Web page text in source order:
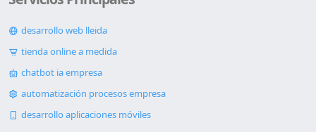
desarrollo web lleida
tienda online a medida
chatbot ia empresa
automatización procesos empresa
desarrollo aplicaciones móviles